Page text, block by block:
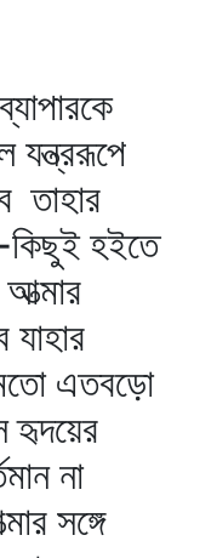
যন্ত্ররূপে
তাহার
হইতে
মতো এতবড়ো
হৃদয়ের
না
সঙ্গে